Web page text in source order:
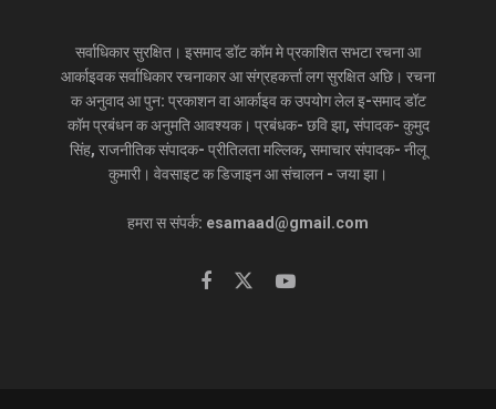
सर्वाधिकार सुरक्षित। इसमाद डॉट कॉम मे प्रकाशित सभटा रचना आ
आर्काइवक सर्वाधिकार रचनाकार आ संग्रहकर्त्ता लग सुरक्षित अछि। रचना
क अनुवाद आ पुन: प्रकाशन वा आर्काइव क उपयोग लेल इ-समाद डॉट
कॉम प्रबंधन क अनुमति आवश्यक। प्रबंधक- छवि झा, संपादक- कुमुद
सिंह, राजनीतिक संपादक- प्रीतिलता मल्लिक, समाचार संपादक- नीलू
कुमारी। वेवसाइट क डिजाइन आ संचालन - जया झा।
हमरा स संपर्क: esamaad@gmail.com